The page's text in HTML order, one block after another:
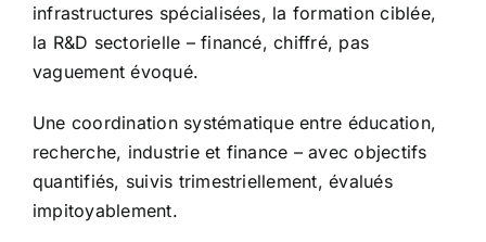
infrastructures spécialisées, la formation ciblée,
la R&D sectorielle – financé, chiffré, pas
vaguement évoqué.
Une coordination systématique entre éducation,
recherche, industrie et finance – avec objectifs
quantifiés, suivis trimestriellement, évalués
impitoyablement.